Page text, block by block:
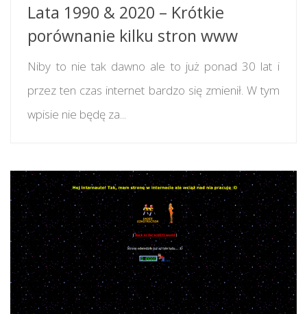
Lata 1990 & 2020 – Krótkie
porównanie kilku stron www
Niby to nie tak dawno ale to już ponad 30 lat i
przez ten czas internet bardzo się zmienił. W tym
wpisie nie będę za...